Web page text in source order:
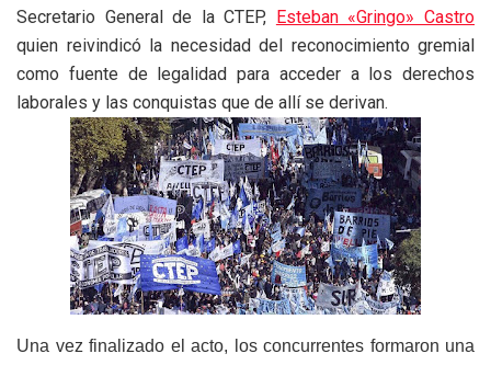
Secretario General de la CTEP, Esteban «Gringo» Castro
quien reivindicó la necesidad del reconocimiento gremial
como fuente de legalidad para acceder a los derechos
laborales y las conquistas que de allí se derivan.
Una vez finalizado el acto, los concurrentes formaron una